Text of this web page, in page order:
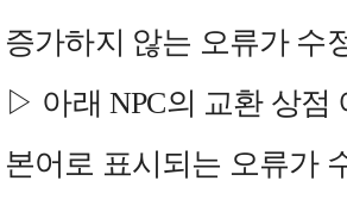
증가하지 않는 오류가 수
▷ 아래 NPC의 교환 상점
본어로 표시되는 오류가